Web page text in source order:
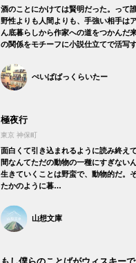
酒のことにかけては賢明だった。って
野性よりも人間よりも、手強い相手は
ん底暮らしから作家への道をつかんだ
の関係をモチーフに小説仕立てで活写す
ぺいぱばっくらいたー
極夜行
東京 神保町
面白くて引き込まれるように読み終え
間なんてただの動物の一種にすぎない
生きていくことは野蛮で、動物的だ。
たかのように暮…
山想文庫